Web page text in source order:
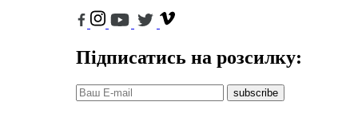
Підписатись на розсилку:
subscribe